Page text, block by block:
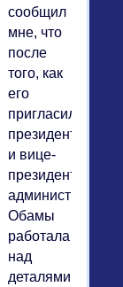
сообщил
мне, что
после
того, как
его
пригласили
президент
и вице-
президент,
администрация
Обамы
работала
над
деталями